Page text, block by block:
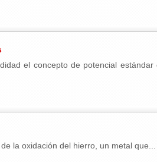
el concepto de potencial estándar
la oxidación del hierro, un metal que...